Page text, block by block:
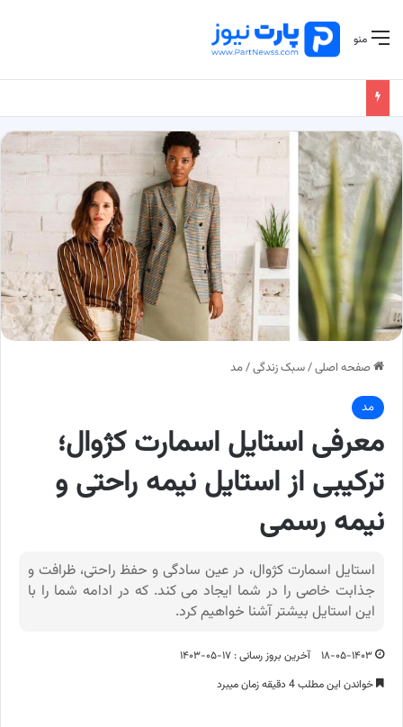
منو
صفحه اصلی/سبک زندگی/مد
مد
معرفی استایل اسمارت کژوال؛
ترکیبی از استایل نیمه راحتی و
نیمه رسمی
استایل اسمارت کژوال، در عین سادگی و حفظ راحتی، ظرافت و
جذابت خاصی را در شما ایجاد می کند. که در ادامه شما را با
این استایل بیشتر آشنا خواهیم کرد.
۱۸-۰۵-۱۴۰۳
آخرین بروز رسانی : ۱۷-۰۵-۱۴۰۳
خواندن این مطلب 4 دقیقه زمان میبرد